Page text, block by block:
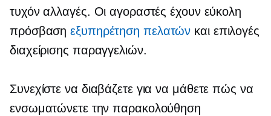
τυχόν αλλαγές. Οι αγοραστές έχουν εύκολη
πρόσβασηεξυπηρέτηση πελατών και επιλογές
διαχείρισης παραγγελιών.
Συνεχίστε να διαβάζετε για να μάθετε πώς να
ενσωματώνετε την παρακολούθηση